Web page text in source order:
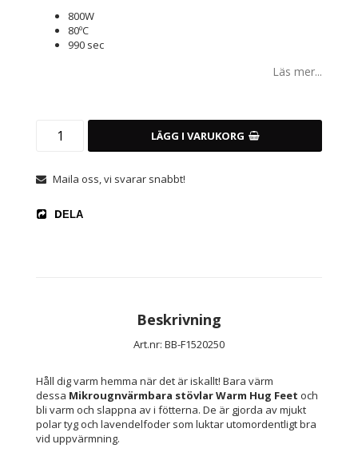
800W
80ºC
990 sec
Läs mer...
LÄGG I VARUKORG
Maila oss, vi svarar snabbt!
DELA
Beskrivning
Art.nr: BB-F1520250
Håll dig varm hemma när det är iskallt! Bara värm
dessa Mikrougnvärmbara stövlar Warm Hug Feet och
bli varm och slappna av i fötterna. De är gjorda av mjukt
polar tyg och lavendelfoder som luktar utomordentligt bra
vid uppvärmning.